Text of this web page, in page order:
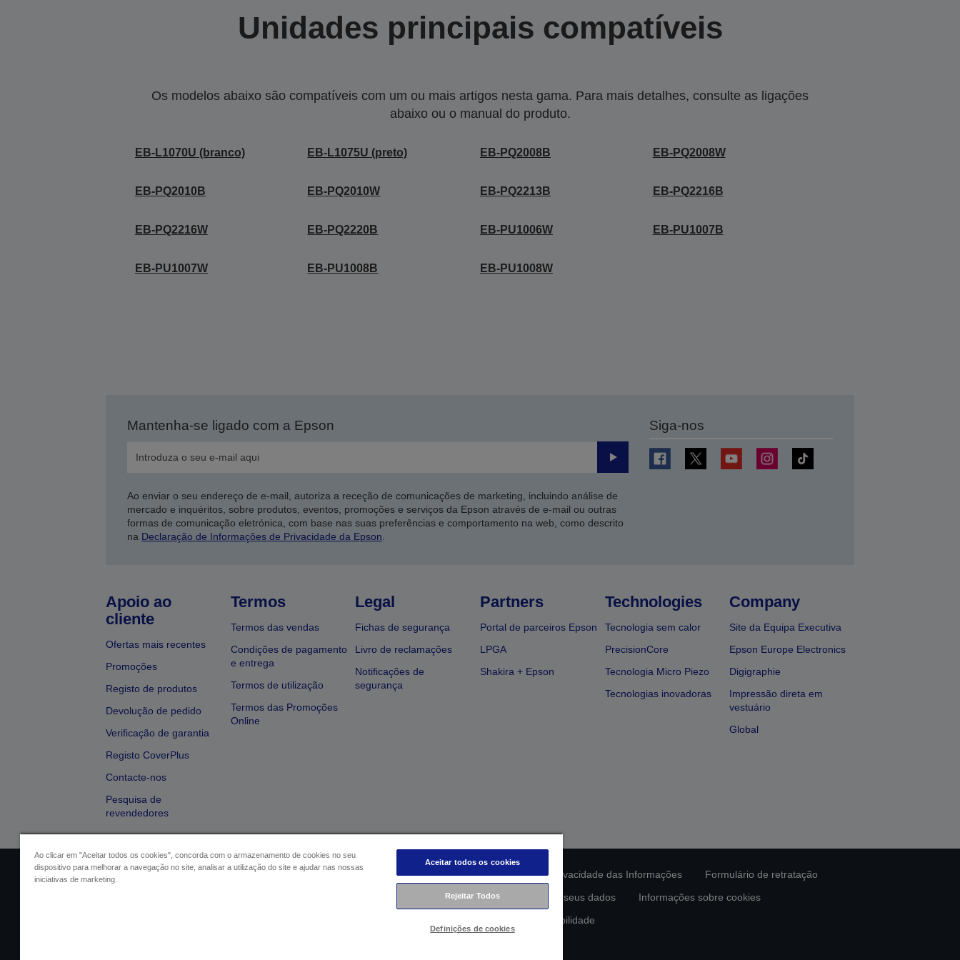
Unidades principais compatíveis
Os modelos abaixo são compatíveis com um ou mais artigos nesta gama. Para mais detalhes, consulte as ligações
abaixo ou o manual do produto.
EB-L1070U (branco) EB-L1075U (preto) EB-PQ2008B EB-PQ2008W
EB-PQ2010B EB-PQ2010W EB-PQ2213B EB-PQ2216B
EB-PQ2216W EB-PQ2220B EB-PU1006W EB-PU1007B
EB-PU1007W EB-PU1008B EB-PU1008W
Mantenha-se ligado com a Epson
Enviar
Ao enviar o seu endereço de e-mail, autoriza a receção de comunicações de marketing, incluindo análise de
mercado e inquéritos, sobre produtos, eventos, promoções e serviços da Epson através de e-mail ou outras
formas de comunicação eletrónica, com base nas suas preferências e comportamento na web, como descrito
na Declaração de Informações de Privacidade da Epson
Siga-nos
Apoio ao
cliente
Ofertas mais recentes
Promoções
Registo de produtos
Devolução de pedido
Verificação de garantia
Registo CoverPlus
Contacte-nos
Pesquisa de
revendedores
Termos
Termos das vendas
Condições de pagamento
e entrega
Termos de utilização
Termos das Promoções
Online
Legal
Fichas de segurança
Livro de reclamações
Notificações de
segurança
Partners
Portal de parceiros Epson
LPGA
Shakira + Epson
Technologies
Tecnologia sem calor
PrecisionCore
Tecnologia Micro Piezo
Tecnologias inovadoras
Company
Site da Equipa Executiva
Epson Europe Electronics
Digigraphie
Impressão direta em
vestuário
Global
Identificação do vendedor Identificação da conformidade do produto Declaração de Privacidade das Informações
Formulário de retratação
Contacte-nos sobre os seus dados
Informações sobre cookies
Compromisso da Epson para com a acessibilidade
Ao clicar em "Aceitar todos os cookies", concorda com o armazenamento de cookies no seu
dispositivo para melhorar a navegação no site, analisar a utilização do site e ajudar nas nossas
iniciativas de marketing.
Aceitar todos os cookies
Rejeitar Todos
Definições de cookies